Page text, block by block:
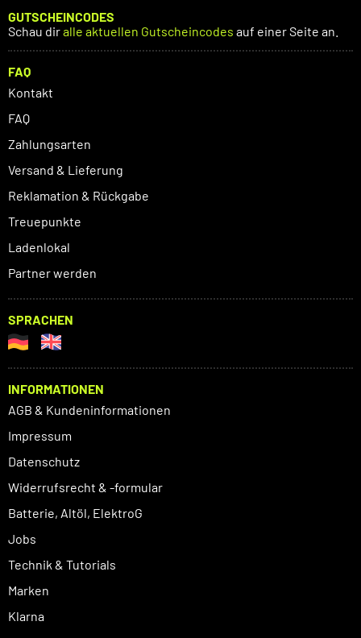
GUTSCHEINCODES
Schau diralle aktuellen Gutscheincodes auf einer Seite an.
FAQ
Kontakt
FAQ
Zahlungsarten
Versand & Lieferung
Reklamation & Rückgabe
Treuepunkte
Ladenlokal
Partner werden
SPRACHEN
INFORMATIONEN
AGB & Kundeninformationen
Impressum
Datenschutz
Widerrufsrecht & -formular
Batterie, Altöl, ElektroG
Jobs
Technik & Tutorials
Marken
Klarna